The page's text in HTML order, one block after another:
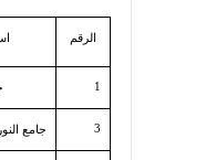
الرقم
1
3 جامع النور